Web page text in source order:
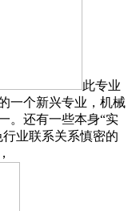
此专业
一个新兴专业，机械
。还有一些本身“实
业联系关系慎密的